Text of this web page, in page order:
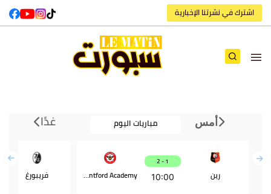
اشترك في نشرتنا الإخبارية
أمس مباريات اليوم غدًا
رين
1 - 2
10:00
Brentford Academy فريبورغ